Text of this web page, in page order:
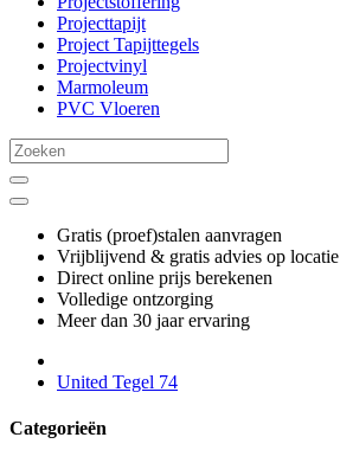
Projecttapijt
Project Tapijttegels
Projectvinyl
Marmoleum
PVC Vloeren
Gratis (proef)stalen aanvragen
Vrijblijvend & gratis advies op locatie
Direct online prijs berekenen
Volledige ontzorging
Meer dan 30 jaar ervaring
United Tegel 74
Categorieën